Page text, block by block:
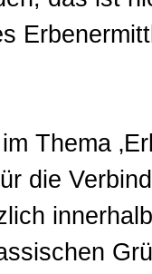
Thema
die